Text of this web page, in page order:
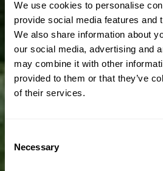
We use cookies to personalise
provide social media features and
We also share information about
our social media, advertising and
may combine it with other
provided to them or that they’ve
of their services.
Selection
Necessary